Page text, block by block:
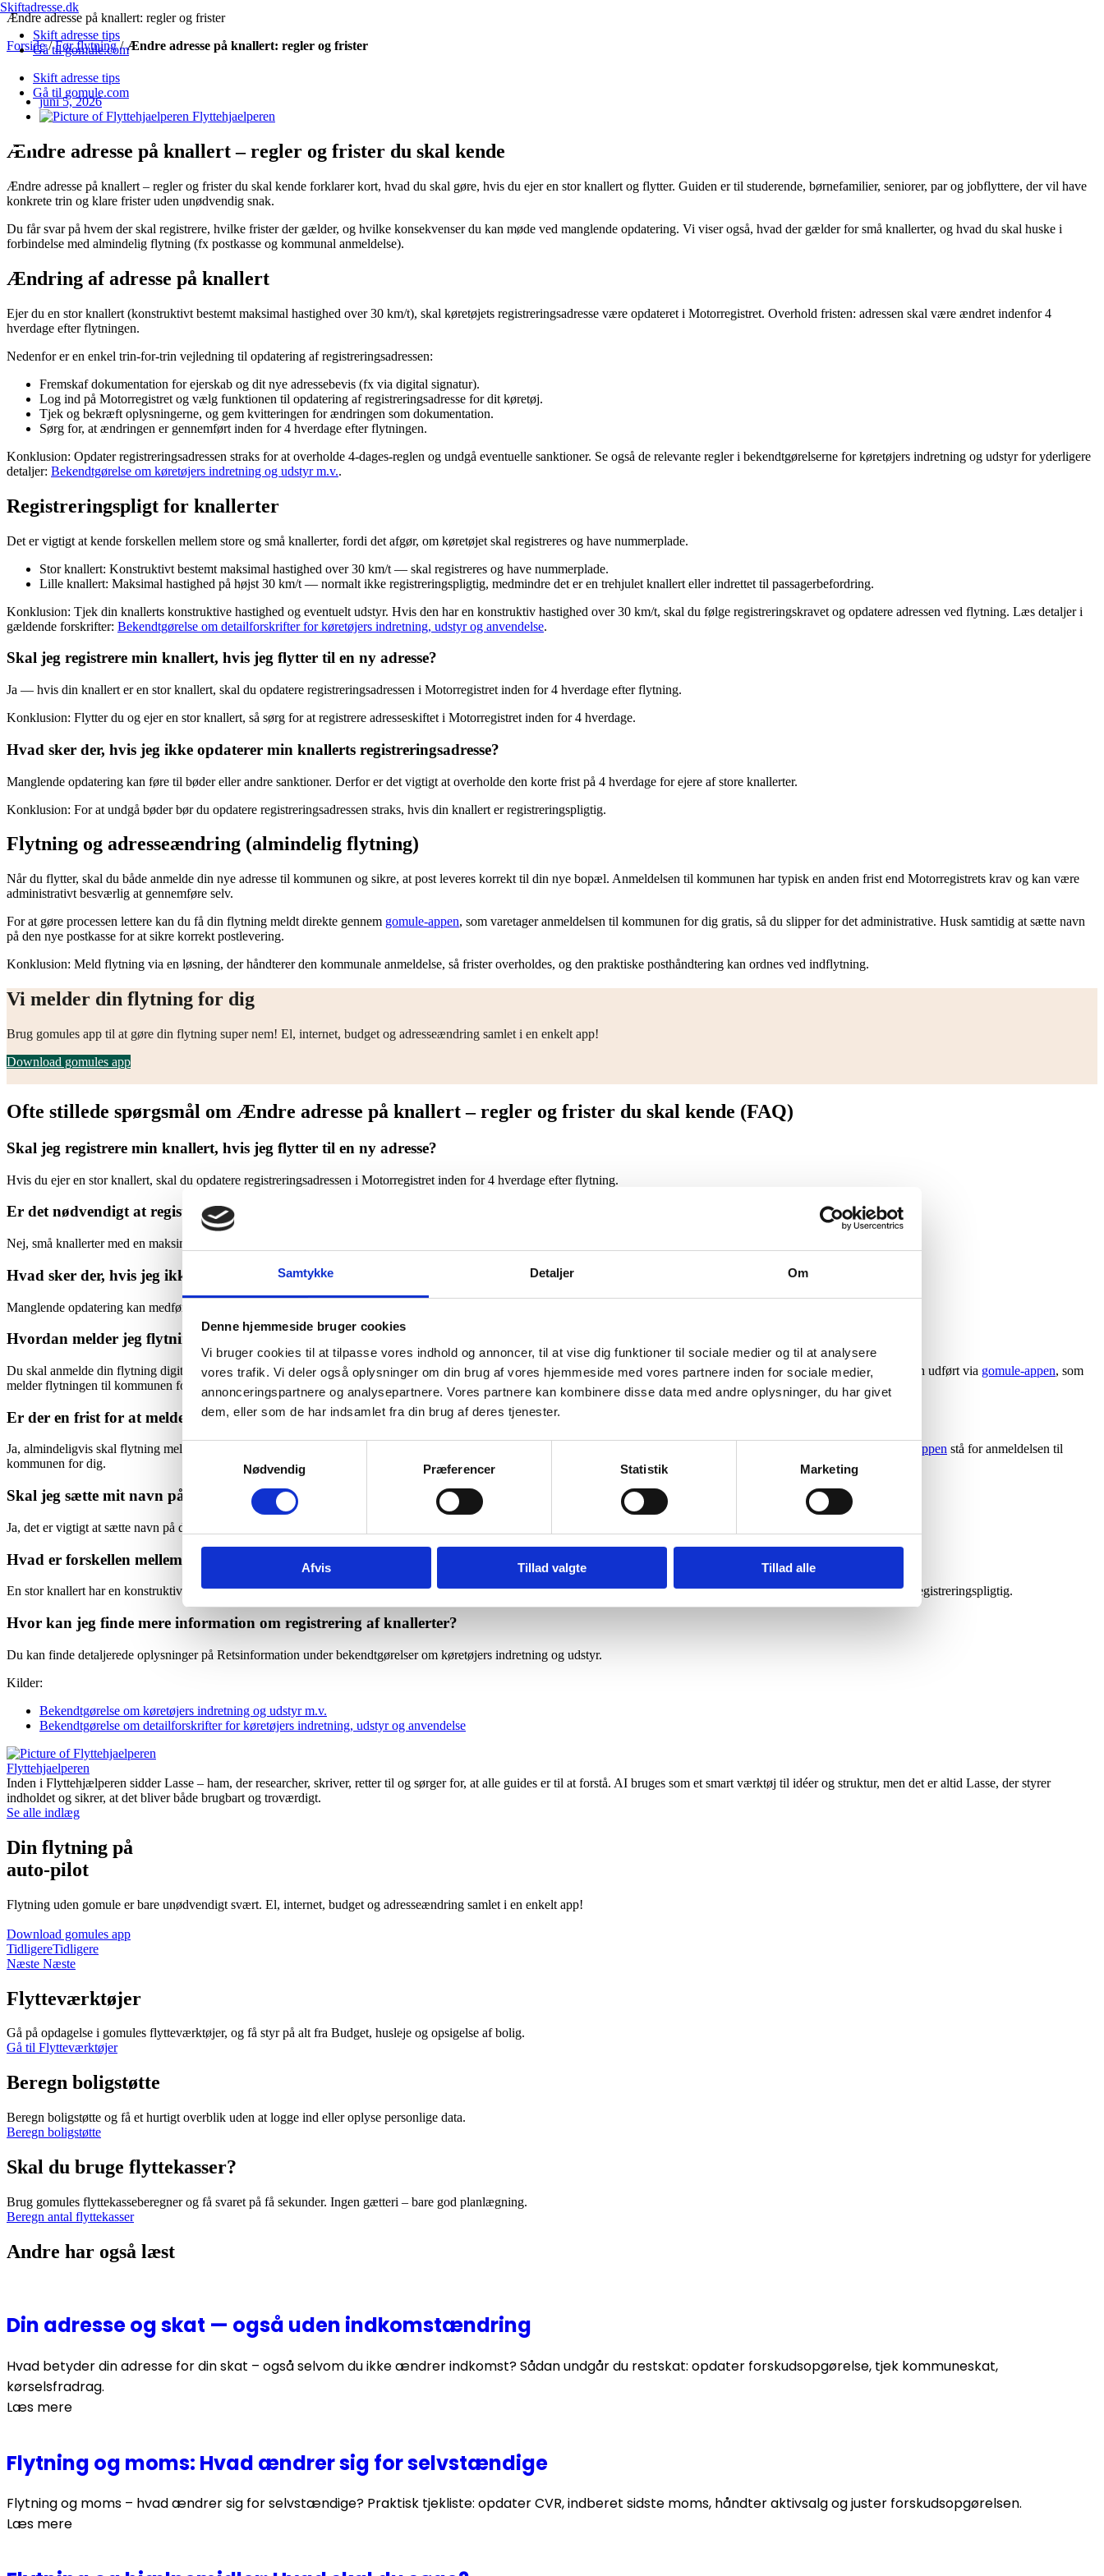
Samtykke Detaljer Om
Denne hjemmeside bruger cookies
Vi bruger cookies til at tilpasse vores indhold og annoncer, til at vise dig funktioner til sociale medier og til at analysere
vores trafik. Vi deler også oplysninger om din brug af vores hjemmeside med vores partnere inden for sociale medier,
annonceringspartnere og analysepartnere. Vores partnere kan kombinere disse data med andre oplysninger, du har givet
dem, eller som de har indsamlet fra din brug af deres tjenester.
Samtykkevalg
Nødvendig
Præferencer Statistik Marketing
Afvis Tillad valgte Tillad alle
Videre
indhold
Skiftadresse.dk
Skift adresse tips
Gå til gomule.com
Skift adresse tips
Gå til gomule.com
Ændre adresse på knallert: regler og frister
Forside/Før flytning/Ændre adresse på knallert: regler og frister
juni 5, 2026
Flyttehjaelperen
Ændre adresse på knallert – regler og frister du skal kende
Ændre adresse på knallert – regler og frister du skal kende forklarer kort, hvad du skal gøre, hvis du ejer en stor knallert og flytter. Guiden er til studerende, børnefamilier, seniorer, par og jobflyttere, der vil have
konkrete trin og klare frister uden unødvendig snak.
Du får svar på hvem der skal registrere, hvilke frister der gælder, og hvilke konsekvenser du kan møde ved manglende opdatering. Vi viser også, hvad der gælder for små knallerter, og hvad du skal huske i
forbindelse med almindelig flytning (fx postkasse og kommunal anmeldelse).
Ændring af adresse på knallert
Ejer du en stor knallert (konstruktivt bestemt maksimal hastighed over 30 km/t), skal køretøjets registreringsadresse være opdateret i Motorregistret. Overhold fristen: adressen skal være ændret indenfor 4
hverdage efter flytningen.
Nedenfor er en enkel trin-for-trin vejledning til opdatering af registreringsadressen:
Fremskaf dokumentation for ejerskab og dit nye adressebevis (fx via digital signatur).
Log ind på Motorregistret og vælg funktionen til opdatering af registreringsadresse for dit køretøj.
Tjek og bekræft oplysningerne, og gem kvitteringen for ændringen som dokumentation.
Sørg for, at ændringen er gennemført inden for 4 hverdage efter flytningen.
Konklusion: Opdater registreringsadressen straks for at overholde 4-dages-reglen og undgå eventuelle sanktioner. Se også de relevante regler i bekendtgørelserne for køretøjers indretning og udstyr for yderligere
detaljer: Bekendtgørelse om køretøjers indretning og udstyr m.v..
Registreringspligt for knallerter
Det er vigtigt at kende forskellen mellem store og små knallerter, fordi det afgør, om køretøjet skal registreres og have nummerplade.
Stor knallert: Konstruktivt bestemt maksimal hastighed over 30 km/t — skal registreres og have nummerplade.
Lille knallert: Maksimal hastighed på højst 30 km/t — normalt ikke registreringspligtig, medmindre det er en trehjulet knallert eller indrettet til passagerbefordring.
Konklusion: Tjek din knallerts konstruktive hastighed og eventuelt udstyr. Hvis den har en konstruktiv hastighed over 30 km/t, skal du følge registreringskravet og opdatere adressen ved flytning. Læs detaljer i
gældende forskrifter: Bekendtgørelse om detailforskrifter for køretøjers indretning, udstyr og anvendelse.
Skal jeg registrere min knallert, hvis jeg flytter til en ny adresse?
Ja — hvis din knallert er en stor knallert, skal du opdatere registreringsadressen i Motorregistret inden for 4 hverdage efter flytning.
Konklusion: Flytter du og ejer en stor knallert, så sørg for at registrere adresseskiftet i Motorregistret inden for 4 hverdage.
Hvad sker der, hvis jeg ikke opdaterer min knallerts registreringsadresse?
Manglende opdatering kan føre til bøder eller andre sanktioner. Derfor er det vigtigt at overholde den korte frist på 4 hverdage for ejere af store knallerter.
Konklusion: For at undgå bøder bør du opdatere registreringsadressen straks, hvis din knallert er registreringspligtig.
Flytning og adresseændring (almindelig flytning)
Når du flytter, skal du både anmelde din nye adresse til kommunen og sikre, at post leveres korrekt til din nye bopæl. Anmeldelsen til kommunen har typisk en anden frist end Motorregistrets krav og kan være
administrativt besværlig at gennemføre selv.
For at gøre processen lettere kan du få din flytning meldt direkte gennem gomule-appen, som varetager anmeldelsen til kommunen for dig gratis, så du slipper for det administrative. Husk samtidig at sætte navn
på den nye postkasse for at sikre korrekt postlevering.
Konklusion: Meld flytning via en løsning, der håndterer den kommunale anmeldelse, så frister overholdes, og den praktiske posthåndtering kan ordnes ved indflytning.
Vi melder din flytning for dig
Brug gomules app til at gøre din flytning super nem! El, internet, budget og adresseændring samlet i en enkelt app!
Download gomules app
Ofte stillede spørgsmål om Ændre adresse på knallert – regler og frister du skal kende (FAQ)
Skal jeg registrere min knallert, hvis jeg flytter til en ny adresse?
Hvis du ejer en stor knallert, skal du opdatere registreringsadressen i Motorregistret inden for 4 hverdage efter flytning.
Er det nødvendigt at registrere en lille knallert?
Nej, små knallerter med en maksimal hastighed på 30 km/t er generelt ikke registreringspligtige, medmindre de er trehjulede eller indrettet til passagerbefordring.
Hvad sker der, hvis jeg ikke opdaterer min knallerts registreringsadresse efter flytning?
Manglende opdatering kan medføre bøder eller andre sanktioner.
Hvordan melder jeg flytning til kommunen?
Du skal anmelde din flytning digitalt til kommunen senest 5 dage efter indflytning. For at undgå at skulle gennemgå den kommunale selvbetjening manuelt kan du få anmeldelsen udført via gomule-appen, som
melder flytningen til kommunen for dig gratis.
Er der en frist for at melde flytning til kommunen?
Ja, almindeligvis skal flytning meldes senest 5 dage efter, du er flyttet ind. Hvis du vil være sikker på at overholde fristen uden selv at udfylde anmeldelsen, kan du lade gomule-appen stå for anmeldelsen til
kommunen for dig.
Skal jeg sætte mit navn på postkassen efter flytning?
Ja, det er vigtigt at sætte navn på den nye postkasse for at sikre korrekt postlevering.
Hvad er forskellen mellem en stor og en lille knallert?
En stor knallert har en konstruktivt bestemt maksimal hastighed over 30 km/t og skal registreres, mens en lille knallert har en maksimal hastighed på 30 km/t og er generelt ikke registreringspligtig.
Hvor kan jeg finde mere information om registrering af knallerter?
Du kan finde detaljerede oplysninger på Retsinformation under bekendtgørelser om køretøjers indretning og udstyr.
Kilder:
Bekendtgørelse om køretøjers indretning og udstyr m.v.
Bekendtgørelse om detailforskrifter for køretøjers indretning, udstyr og anvendelse
Flyttehjaelperen
Inden i Flyttehjælperen sidder Lasse – ham, der researcher, skriver, retter til og sørger for, at alle guides er til at forstå. AI bruges som et smart værktøj til idéer og struktur, men det er altid Lasse, der styrer
indholdet og sikrer, at det bliver både brugbart og troværdigt.
Se alle indlæg
Din flytning på
auto-pilot
Flytning uden gomule er bare unødvendigt svært. El, internet, budget og adresseændring samlet i en enkelt app!
Download gomules app
TidligereTidligere
Næste Næste
Flytteværktøjer
Gå på opdagelse i gomules flytteværktøjer, og få styr på alt fra Budget, husleje og opsigelse af bolig.
Gå til Flytteværktøjer
Beregn boligstøtte
Beregn boligstøtte og få et hurtigt overblik uden at logge ind eller oplyse personlige data.
Beregn boligstøtte
Skal du bruge flyttekasser?
Brug gomules flyttekasseberegner og få svaret på få sekunder. Ingen gætteri – bare god planlægning.
Beregn antal flyttekasser
Andre har også læst
Din adresse og skat — også uden indkomstændring
Hvad betyder din adresse for din skat – også selvom du ikke ændrer indkomst? Sådan undgår du restskat: opdater forskudsopgørelse, tjek kommuneskat,
kørselsfradrag.
Læs mere
Flytning og moms: Hvad ændrer sig for selvstændige
Flytning og moms – hvad ændrer sig for selvstændige? Praktisk tjekliste: opdater CVR, indberet sidste moms, håndter aktivsalg og juster forskudsopgørelsen.
Læs mere